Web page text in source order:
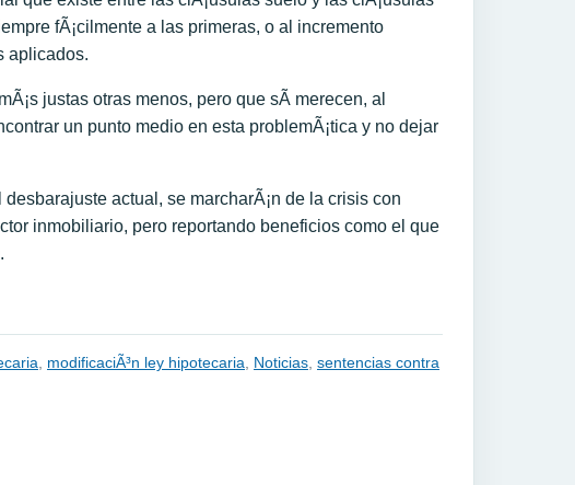
fÃ¡cilmente a las primeras, o al incremento
aplicados.
justas otras menos, pero que sÃ­ merecen, al
un punto medio en esta problemÃ¡tica y no dejar
actual, se marcharÃ¡n de la crisis con
inmobiliario, pero reportando beneficios como el que
modificaciÃ³n ley hipotecaria Noticias sentencias contra